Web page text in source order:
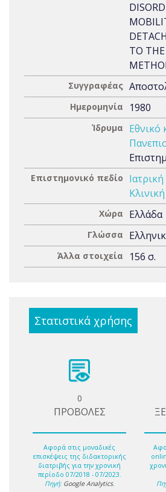
TO
Συγγραφέας
Ημερομηνία 1980
Ίδρυμα
Εθνικό
Επιστημονικό πεδίο
Χώρα Ελλάδα
Γλώσσα
Άλλα στοιχεία 156 σ.
Στατιστικά χρήσης
0
ΠΡΟΒΟΛΕΣ
Αφορά στις μοναδικές
επισκέψεις της διδακτορικής
διατριβής για την χρονική
περίοδο 07/2018 - 07/2023.
Πηγή: Google Analytics.